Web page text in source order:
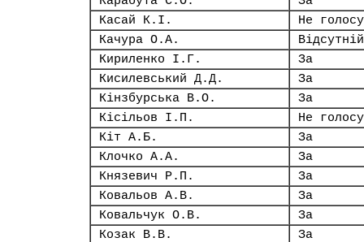
Касай К.І.
Не
Качура О.А.
Відсутній
Кириленко І.Г.
За
Кисилевський Д.Д.
За
Кінзбурська В.О.
За
Кісільов І.П.
Не
Кіт А.Б.
За
Клочко А.А.
За
Князевич Р.П.
За
Ковальов А.В.
За
Ковальчук О.В.
За
Козак В.В.
За